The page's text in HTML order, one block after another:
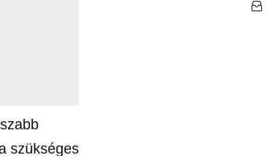
szükséges